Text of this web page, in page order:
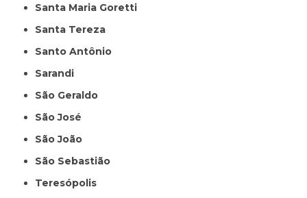
Santa Maria Goretti
Santa Tereza
Santo Antônio
Sarandi
São Geraldo
São José
São João
São Sebastião
Teresópolis